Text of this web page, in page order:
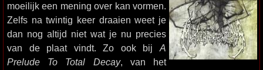
moeilijk een mening over kan vormen.
Zelfs na twintig keer draaien weet je
dan nog altijd niet wat je nu precies
van de plaat vindt. Zo ook bij A
Prelude To Total Decay, van het